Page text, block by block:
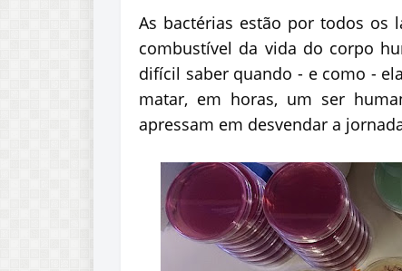
As bactérias estão por todos os
combustível da vida do corpo
difícil saber quando - e como -
matar, em horas, um ser
apressam em desvendar a